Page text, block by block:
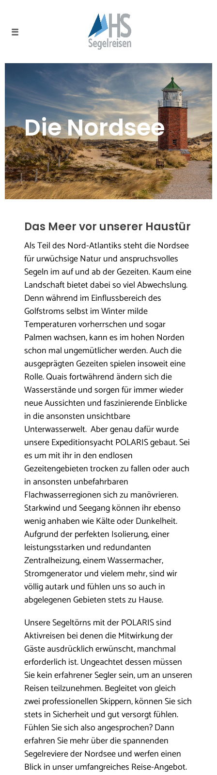
Die Nordsee
Das Meer vor unserer Haustür
Als Teil des Nord-Atlantiks steht die Nordsee
für urwüchsige Natur und anspruchsvolles
Segeln im auf und ab der Gezeiten. Kaum eine
Landschaft bietet dabei so viel Abwechslung.
Denn während im Einflussbereich des
Golfstroms selbst im Winter milde
Temperaturen vorherrschen und sogar
Palmen wachsen, kann es im hohen Norden
schon mal ungemütlicher werden. Auch die
ausgeprägten Gezeiten spielen insoweit eine
Rolle. Quais fortwährend ändern sich die
Wasserstände und sorgen für immer wieder
neue Aussichten und faszinierende Einblicke
in die ansonsten unsichtbare
Unterwasserwelt. Aber genau dafür wurde
unsere Expeditionsyacht POLARIS gebaut. Sei
es um mit ihr in den endlosen
Gezeitengebieten trocken zu fallen oder auch
in ansonsten unbefahrbaren
Flachwasserregionen sich zu manövrieren.
Starkwind und Seegang können ihr ebenso
wenig anhaben wie Kälte oder Dunkelheit.
Aufgrund der perfekten Isolierung, einer
leistungsstarken und redundanten
Zentralheizung, einem Wassermacher,
Stromgenerator und vielem mehr, sind wir
völlig autark und fühlen uns so auch in
abgelegenen Gebieten stets zu Hause.
Unsere Segeltörns mit der POLARIS sind
Aktivreisen bei denen die Mitwirkung der
Gäste ausdrücklich erwünscht, manchmal
erforderlich ist. Ungeachtet dessen müssen
Sie kein erfahrener Segler sein, um an unseren
Reisen teilzunehmen. Begleitet von gleich
zwei professionellen Skippern, können Sie sich
stets in Sicherheit und gut versorgt fühlen.
Fühlen Sie sich also angesprochen? Dann
erfahren Sie mehr über die spannenden
Segelreviere der Nordsee und werfen einen
Blick in unser umfangreiches Reise-Angebot.